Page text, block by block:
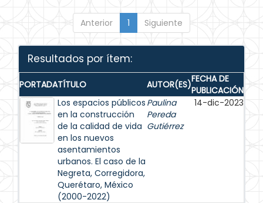
Anterior 1 Siguiente
Resultados por ítem:
PORTADATÍTULO AUTOR(ES)FECHA DE
PUBLICACIÓN
Los espacios públicos
en la construcción
de la calidad de vida
en los nuevos
asentamientos
urbanos. El caso de la
Negreta, Corregidora,
Querétaro, México
(2000-2022)
Paulina
Pereda
Gutiérrez
14-dic-2023